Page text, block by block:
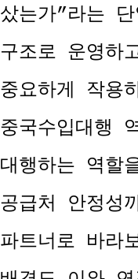
샀는가”라는
구조로 운영하
중요하게 작용
중국수입대행
대행하는 역할
공급처 안정성
파트너로 바라